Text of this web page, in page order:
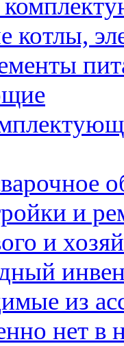
котлы,
и
и
из
нет в